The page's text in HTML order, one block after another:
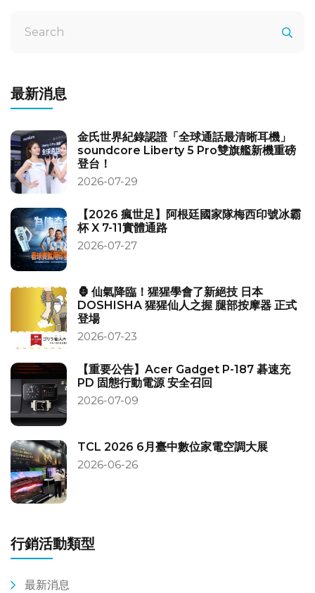
最新消息
金氏世界紀錄認證「全球通話最清晰耳機」
soundcore Liberty 5 Pro雙旗艦新機重磅
登台！
2026-07-29
【2026 瘋世足】阿根廷國家隊梅西印號冰霸
杯 X 7-11實體通路
2026-07-27
🦍 仙氣降臨！猩猩學會了新絕技 日本
DOSHISHA 猩猩仙人之握 腿部按摩器 正式
登場
2026-07-23
【重要公告】Acer Gadget P-187 碁速充
PD 固態行動電源 安全召回
2026-07-09
TCL 2026 6月臺中數位家電空調大展
2026-06-26
行銷活動類型
最新消息